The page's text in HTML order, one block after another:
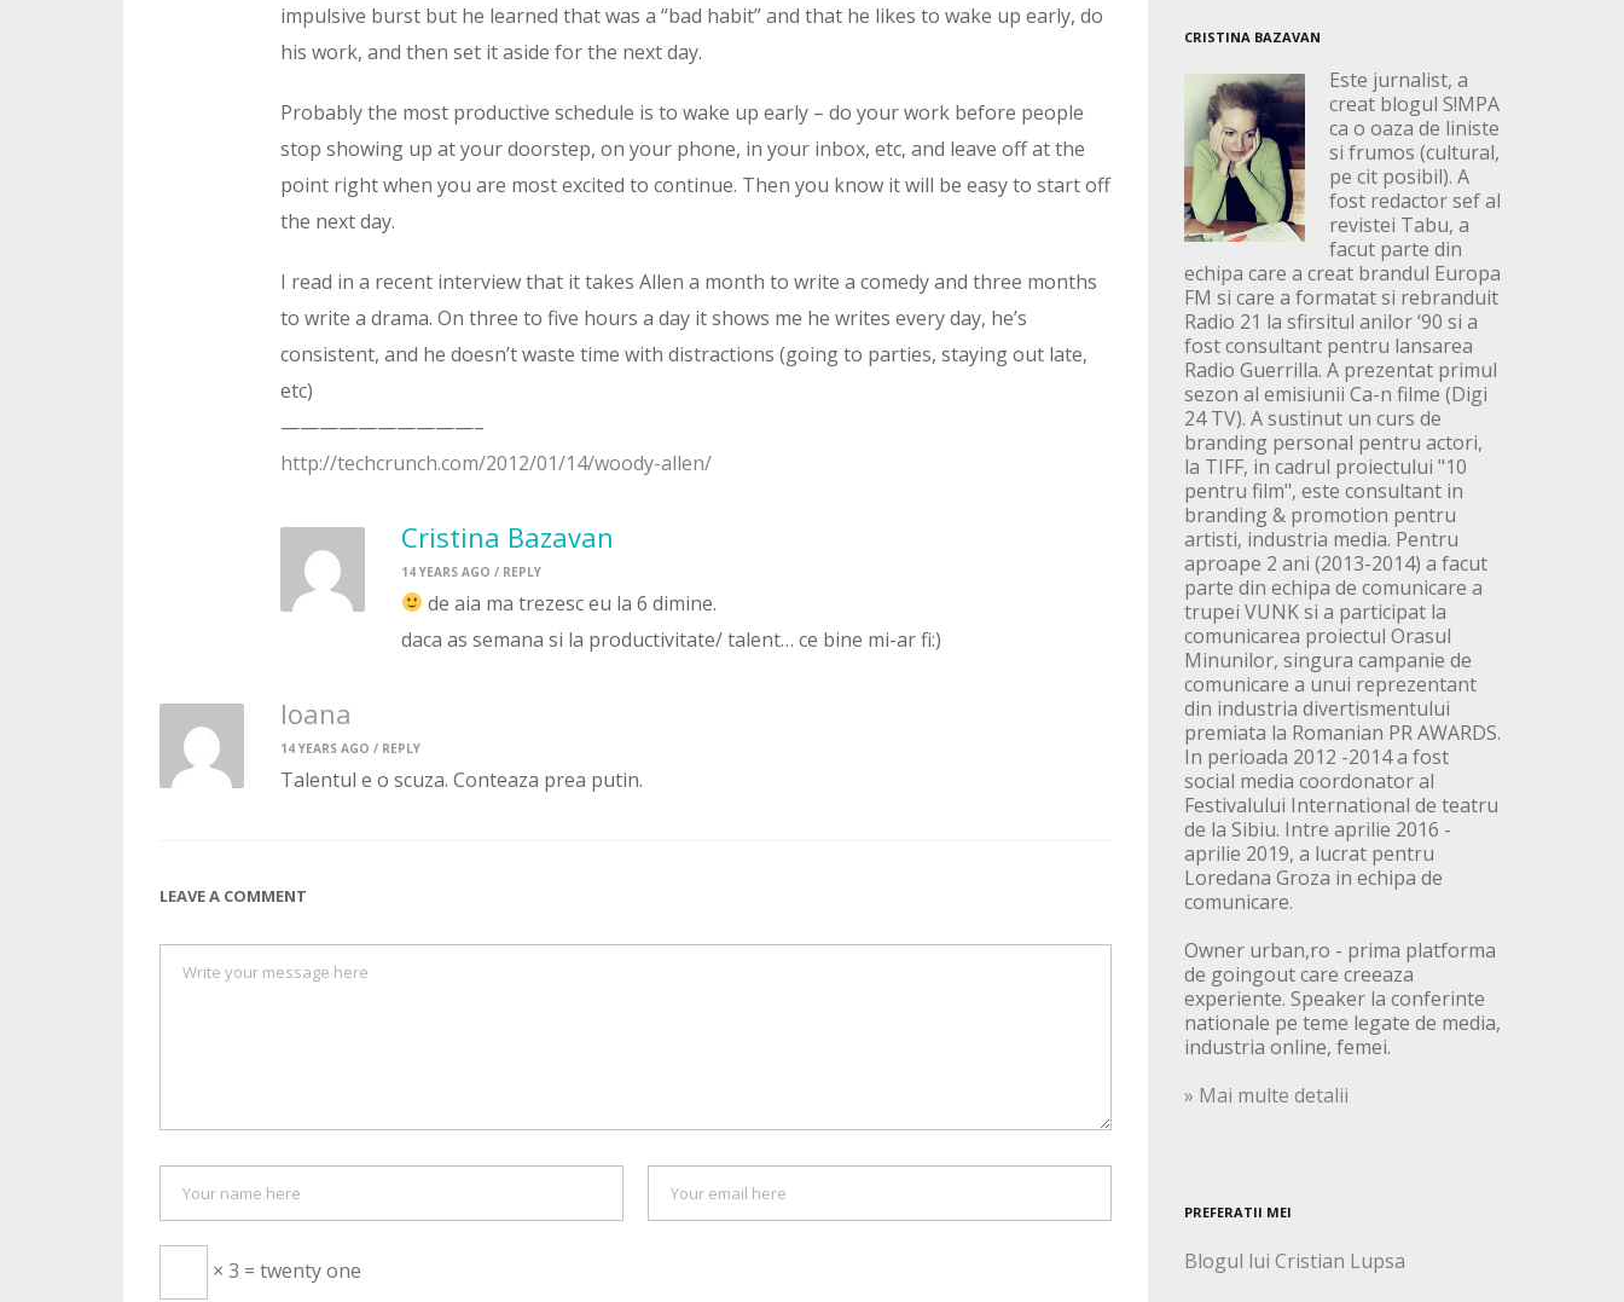
impulsive burst but he learned that was a “bad habit” and that he likes to wake up early, do
his work, and then set it aside for the next day.
Probably the most productive schedule is to wake up early – do your work before people
stop showing up at your doorstep, on your phone, in your inbox, etc, and leave off at the
point right when you are most excited to continue. Then you know it will be easy to start off
the next day.
I read in a recent interview that it takes Allen a month to write a comedy and three months
to write a drama. On three to five hours a day it shows me he writes every day, he’s
consistent, and he doesn’t waste time with distractions (going to parties, staying out late,
etc)
——————————–
http://techcrunch.com/2012/01/14/woody-allen/
Cristina Bazavan
14 YEARS AGO / REPLY
de aia ma trezesc eu la 6 dimine.
daca as semana si la productivitate/ talent… ce bine mi-ar fi:)
Ioana
14 YEARS AGO / REPLY
Talentul e o scuza. Conteaza prea putin.
LEAVE A COMMENT
× 3 = twenty one
CRISTINA BAZAVAN
Este jurnalist, a
creat blogul S!MPA
ca o oaza de liniste
si frumos (cultural,
pe cit posibil). A
fost redactor sef al
revistei Tabu, a
facut parte din
echipa care a creat brandul Europa
FM si care a formatat si rebranduit
Radio 21 la sfirsitul anilor ‘90 si a
fost consultant pentru lansarea
Radio Guerrilla. A prezentat primul
sezon al emisiunii Ca-n filme (Digi
24 TV). A sustinut un curs de
branding personal pentru actori,
la TIFF, in cadrul proiectului "10
pentru film", este consultant in
branding & promotion pentru
artisti, industria media. Pentru
aproape 2 ani (2013-2014) a facut
parte din echipa de comunicare a
trupei VUNK si a participat la
comunicarea proiectul Orasul
Minunilor, singura campanie de
comunicare a unui reprezentant
din industria divertismentului
premiata la Romanian PR AWARDS.
In perioada 2012 -2014 a fost
social media coordonator al
Festivalului International de teatru
de la Sibiu. Intre aprilie 2016 -
aprilie 2019, a lucrat pentru
Loredana Groza in echipa de
comunicare.
Owner urban,ro - prima platforma
de goingout care creeaza
experiente. Speaker la conferinte
nationale pe teme legate de media,
industria online, femei.
» Mai multe detalii
PREFERATII MEI
Blogul lui Cristian Lupsa